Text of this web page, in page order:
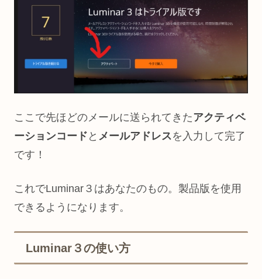
ここで先ほどのメールに送られてきたアクティベ
ーションコード と メールアドレスを入力して完了
です！
これでLuminar３はあなたのもの。製品版を使用
できるようになります。
Luminar３の使い方